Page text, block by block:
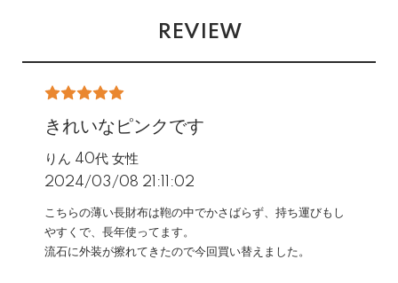
REVIEW
きれいなピンクです
りん 40代 女性
2024/03/08 21:11:02
こちらの薄い長財布は鞄の中でかさばらず、持ち運びもし
やすくで、長年使ってます。
流石に外装が擦れてきたので今回買い替えました。